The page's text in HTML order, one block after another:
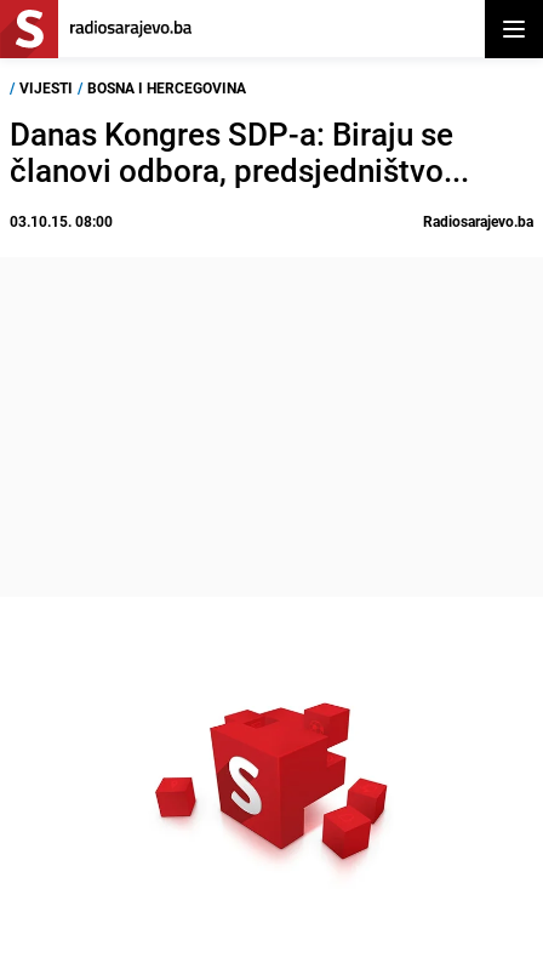
/ VIJESTI / BOSNA I HERCEGOVINA
Danas Kongres SDP-a: Biraju se
članovi odbora, predsjedništvo...
03.10.15. 08:00 Radiosarajevo.ba